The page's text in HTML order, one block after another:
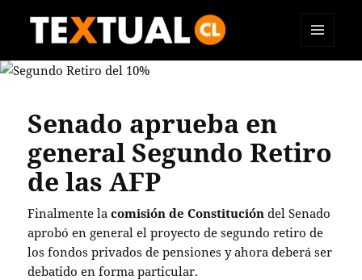
TEXTUAL
Senado aprueba en
general Segundo Retiro
de las AFP
Finalmente lacomisión de Constitucióndel Senado
aprobó en general el proyecto de segundo retiro de
los fondos privados de pensiones y ahora deberá ser
debatido en forma particular.